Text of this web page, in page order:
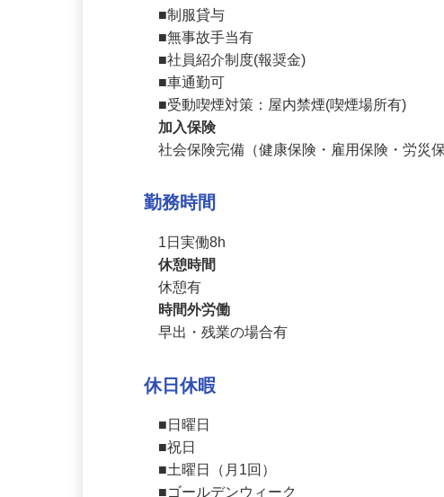
■交通費規定内支給
■制服貸与
■無事故手当有
■社員紹介制度(報奨金)
■車通勤可
■受動喫煙対策：屋内禁煙(喫煙場所有)
加入保険
勤務時間
1日実働8h
休憩時間
休憩有
休日休暇
■日曜日
■祝日